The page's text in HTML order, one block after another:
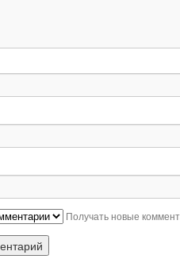
Получать новые